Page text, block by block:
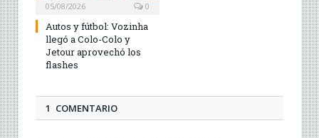
05/08/2026 0
Autos y fútbol: Vozinha
llegó a Colo-Colo y
Jetour aprovechó los
flashes
1 COMENTARIO